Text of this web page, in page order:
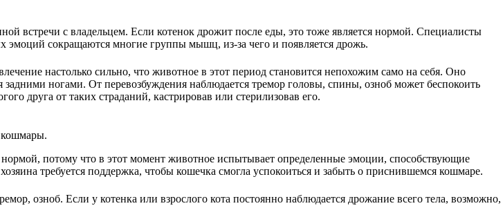
встречи с владельцем. Если котенок дрожит после еды, это тоже является нормой. Специалисты
эмоций сокращаются многие группы мышц, из-за чего и появляется дрожь.
настолько сильно, что животное в этот период становится непохожим само на себя. Оно
задними ногами. От перевозбуждения наблюдается тремор головы, спины, озноб может беспокоить
друга от таких страданий, кастрировав или стерилизовав его.
кошмары.
нормой, потому что в этот момент животное испытывает определенные эмоции, способствующие
требуется поддержка, чтобы кошечка смогла успокоиться и забыть о приснившемся кошмаре.
озноб. Если у котенка или взрослого кота постоянно наблюдается дрожание всего тела, возможно,